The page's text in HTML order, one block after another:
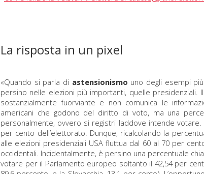
La risposta in un pixel
«Quando si parla di astensionismo uno degli esempi
persino nelle elezioni più importanti, quelle presidenziali.
sostanzialmente fuorviante e non comunica le
americani che godono del diritto di voto, ma una
personalmente, ovvero si registri laddove intende
per cento dell’elettorato. Dunque, ricalcolando la
alle elezioni presidenziali USA fluttua dal 60 al 70 per
occidentali. Incidentalmente, è persino una percentuale
votare per il Parlamento europeo soltanto il 42,54 per